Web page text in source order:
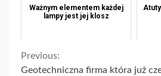
Ważnym elementem każdej
lampy jest jej klosz
Continue
Previous:
Geotechniczna firma która już